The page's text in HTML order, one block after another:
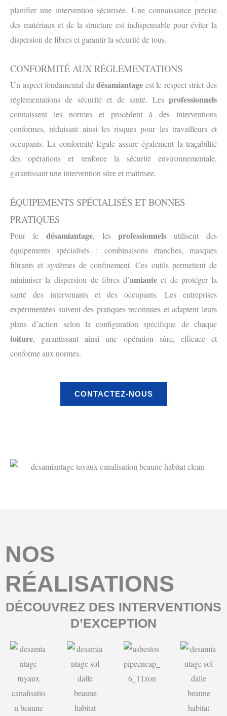
planifier une intervention sécurisée. Une connaissance précise
des matériaux et de la structure est indispensable pour éviter la
dispersion de fibres et garantir la sécurité de tous.
CONFORMITÉ AUX RÉGLEMENTATIONS
Un aspect fondamental dudésamiantage est le respect strict des
réglementations de sécurité et de santé. Les professionnels
connaissent les normes et procèdent à des interventions
conformes, réduisant ainsi les risques pour les travailleurs et
occupants. La conformité légale assure également la traçabilité
des opérations et renforce la sécurité environnementale,
garantissant une intervention sûre et maîtrisée.
ÉQUIPEMENTS SPÉCIALISÉS ET BONNES
PRATIQUES
Pour le désamiantage, lesprofessionnels utilisent des
équipements spécialisés : combinaisons étanches, masques
filtrants et systèmes de confinement. Ces outils permettent de
minimiser la dispersion de fibres d’amiante et de protéger la
santé des intervenants et des occupants. Les entreprises
expérimentées suivent des pratiques reconnues et adaptent leurs
plans d’action selon la configuration spécifique de chaque
toiture, garantissant ainsi une opération sûre, efficace et
conforme aux normes.
CONTACTEZ-NOUS
NOS
RÉALISATIONS
DÉCOUVREZ DES INTERVENTIONS
D’EXCEPTION